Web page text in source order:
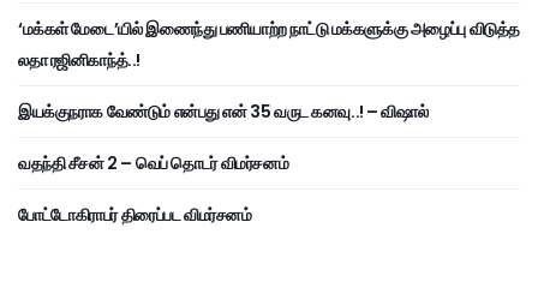
‘மக்கள் மேடை’யில் இணைந்து பணியாற்ற நாட்டு மக்களுக்கு அழைப்பு விடுத்த
லதா ரஜினிகாந்த்..!
இயக்குநராக வேண்டும் என்பது என் 35 வருட கனவு..! – விஷால்
வதந்தி சீசன் 2 – வெப் தொடர் விமர்சனம்
போட்டோகிராபர் திரைப்பட விமர்சனம்